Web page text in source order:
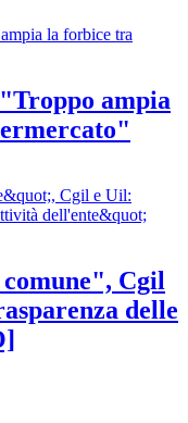
ampia
Cgil
delle